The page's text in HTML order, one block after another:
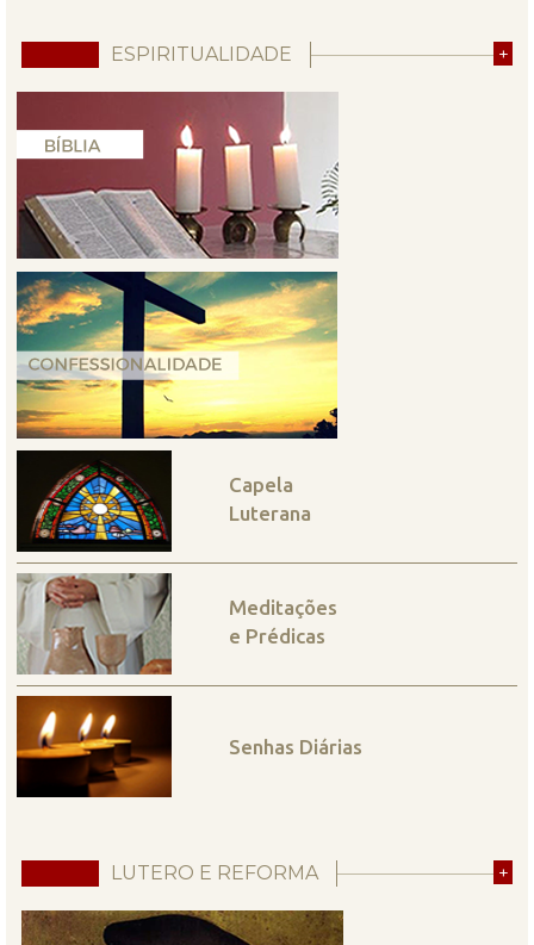
ESPIRITUALIDADE +
Capela
Luterana
Meditações
e Prédicas
Senhas Diárias
LUTERO E REFORMA +